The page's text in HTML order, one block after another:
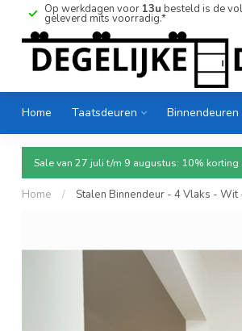
Op werkdagen voor 13u besteld is de
geleverd mits voorradig.*
Home Taatsdeuren Binnendeuren
Sale van 27 juli t/m 9 augustus: 10%
Home / Stalen Binnendeur - 4 Vlaks -